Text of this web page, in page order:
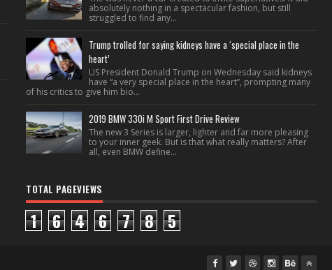
absolutely nothing in a spectacular fashion, but still
struggled to find any...
Trump trolled for saying kidneys have a ‘special place in the
heart’
US President Donald Trump on Wednesday said kidneys
have “a very special place in the heart”, prompting many
of his critics to give him bio...
2019 BMW 330i M Sport First Drive Review
The new 3 Series is larger, lighter and far more pleasing
to your inner geek. But is that what really matters? After
all, even BMW define...
TOTAL PAGEVIEWS
1 6 4 6 7 8 5